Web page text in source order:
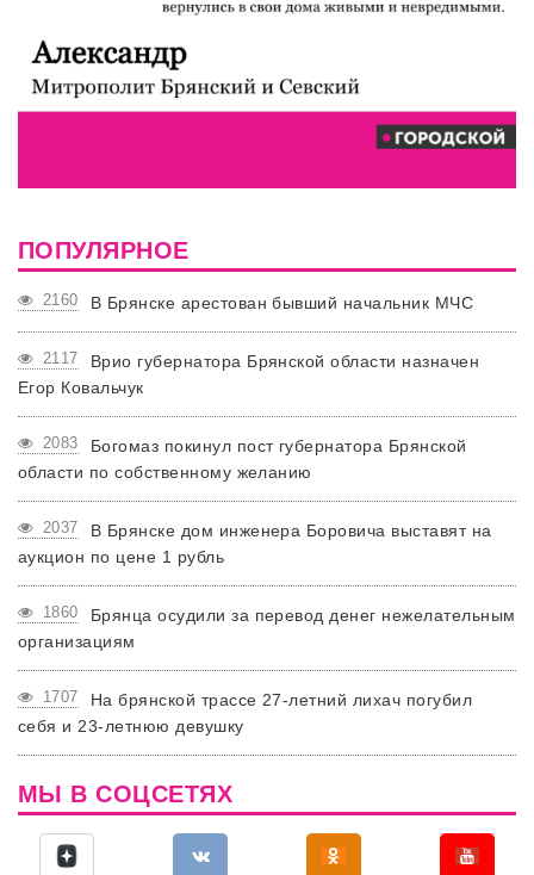
ПОПУЛЯРНОЕ
2160 В Брянске арестован бывший начальник МЧС
2117
Врио губернатора Брянской области назначен
Егор Ковальчук
2083
Богомаз покинул пост губернатора Брянской
области по собственному желанию
2037
В Брянске дом инженера Боровича выставят на
аукцион по цене 1 рубль
1860
Брянца осудили за перевод денег нежелательным
организациям
1707
На брянской трассе 27-летний лихач погубил
себя и 23-летнюю девушку
МЫ В СОЦСЕТЯХ